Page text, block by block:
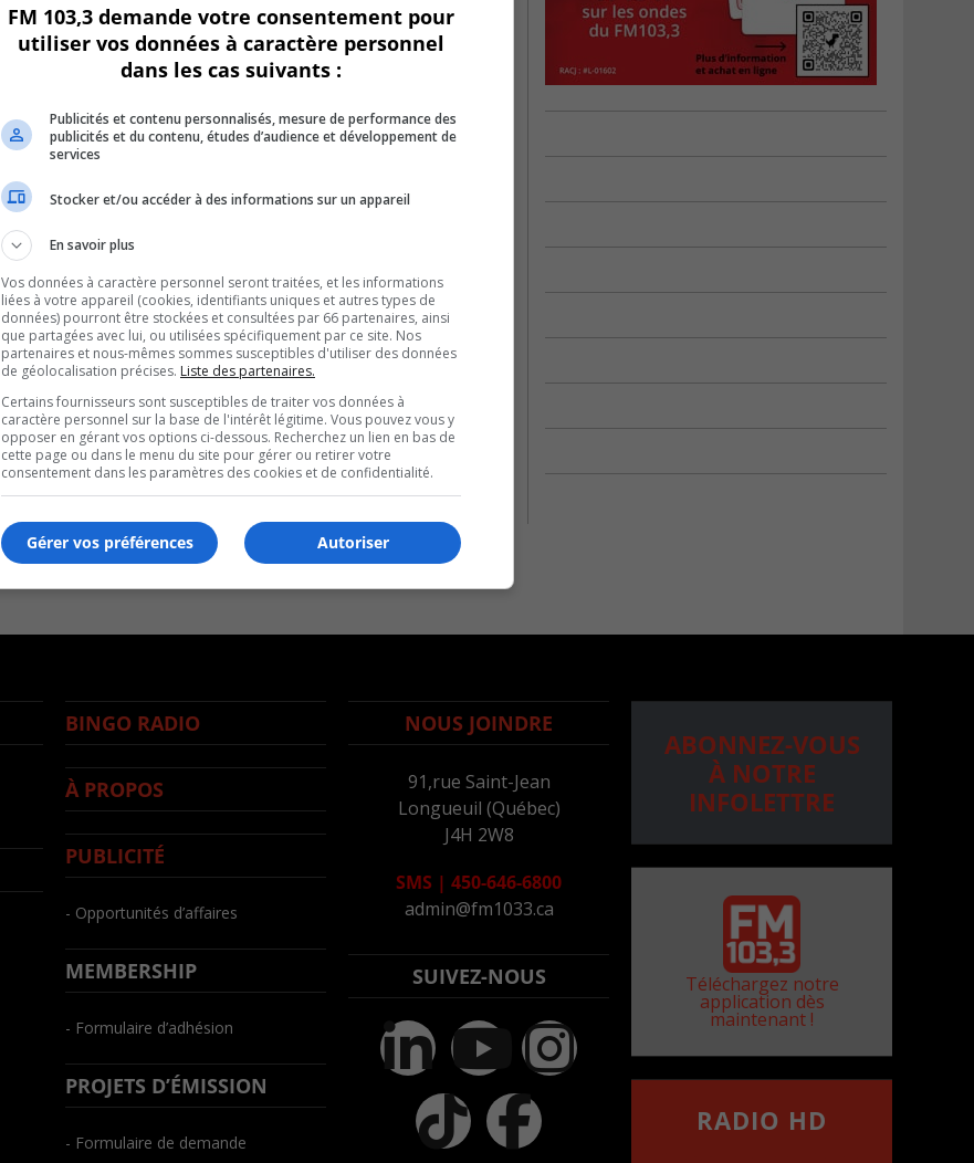
BINGO RADIO
À PROPOS
PUBLICITÉ
- Opportunités d’affaires
MEMBERSHIP
- Formulaire d’adhésion
PROJETS D’ÉMISSION
- Formulaire de demande
NOUS JOINDRE
91,rue Saint-Jean
Longueuil (Québec)
J4H 2W8
SMS | 450-646-6800
admin@fm1033.ca
SUIVEZ-NOUS
ABONNEZ-VOUS
À NOTRE
INFOLETTRE
Téléchargez notre
application dès
maintenant !
RADIO HD
FM 103,3 demande votre consentement pour
utiliser vos données à caractère personnel
dans les cas suivants :
Publicités et contenu personnalisés, mesure de performance des
publicités et du contenu, études d’audience et développement de
services
Stocker et/ou accéder à des informations sur un appareil
En savoir plus
Vos données à caractère personnel seront traitées, et les informations
liées à votre appareil (cookies, identifiants uniques et autres types de
données) pourront être stockées et consultées par 66 partenaires, ainsi
que partagées avec lui, ou utilisées spécifiquement par ce site. Nos
partenaires et nous-mêmes sommes susceptibles d'utiliser des données
de géolocalisation précises. Liste des partenaires.
Certains fournisseurs sont susceptibles de traiter vos données à
caractère personnel sur la base de l'intérêt légitime. Vous pouvez vous y
opposer en gérant vos options ci-dessous. Recherchez un lien en bas de
cette page ou dans le menu du site pour gérer ou retirer votre
consentement dans les paramètres des cookies et de confidentialité.
Autoriser
Gérer vos préférences